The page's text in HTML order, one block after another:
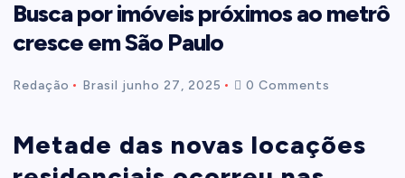
Busca por imóveis próximos ao metrô
cresce em São Paulo
Redação Brasil junho 27, 2025 0 Comments
Metade das novas locações